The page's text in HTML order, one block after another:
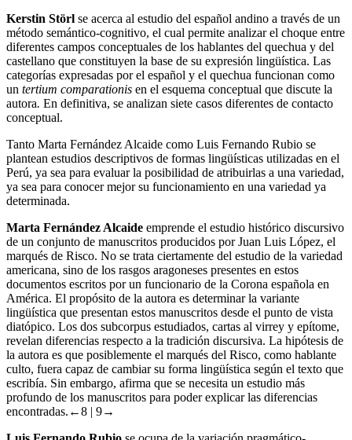
Kerstin Störl se acerca al estudio del español andino a través de un
método semántico-cognitivo, el cual permite analizar el choque entre
diferentes campos conceptuales de los hablantes del quechua y del
castellano que constituyen la base de su expresión lingüística. Las
categorías expresadas por el español y el quechua funcionan como
un tertium comparationis en el esquema conceptual que discute la
autora. En definitiva, se analizan siete casos diferentes de contacto
conceptual.
Tanto Marta Fernández Alcaide como Luis Fernando Rubio se
plantean estudios descriptivos de formas lingüísticas utilizadas en el
Perú, ya sea para evaluar la posibilidad de atribuirlas a una variedad,
ya sea para conocer mejor su funcionamiento en una variedad ya
determinada.
Marta Fernández Alcaide emprende el estudio histórico discursivo
de un conjunto de manuscritos producidos por Juan Luis López, el
marqués de Risco. No se trata ciertamente del estudio de la variedad
americana, sino de los rasgos aragoneses presentes en estos
documentos escritos por un funcionario de la Corona española en
América. El propósito de la autora es determinar la variante
lingüística que presentan estos manuscritos desde el punto de vista
diatópico. Los dos subcorpus estudiados, cartas al virrey y epítome,
revelan diferencias respecto a la tradición discursiva. La hipótesis de
la autora es que posiblemente el marqués del Risco, como hablante
culto, fuera capaz de cambiar su forma lingüística según el texto que
escribía. Sin embargo, afirma que se necesita un estudio más
profundo de los manuscritos para poder explicar las diferencias
encontradas. ←8 | 9→